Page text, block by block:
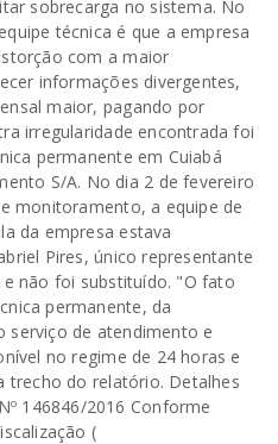
sobrecarga no sistema. No
técnica é que a empresa
com a maior
informações divergentes,
maior, pagando por
irregularidade encontrada foi
permanente em Cuiabá
S/A. No dia 2 de fevereiro
monitoramento, a equipe de
da empresa estava
Pires, único representante
não foi substituído. "O fato
permanente, da
serviço de atendimento e
no regime de 24 horas e
trecho do relatório. Detalhes
146846/2016 Conforme
(